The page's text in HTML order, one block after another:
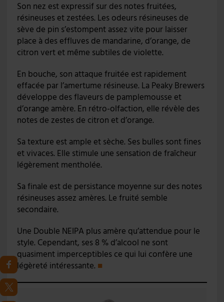
Son nez est expressif sur des notes fruitées,
résineuses et zestées. Les odeurs résineuses de
sève de pin s’estompent assez vite pour laisser
place à des effluves de mandarine, d’orange, de
citron vert et même subtiles de violette.
En bouche, son attaque fruitée est rapidement
effacée par l’amertume résineuse. La Peaky Brewers
développe des flaveurs de pamplemousse et
d’orange amère. En rétro-olfaction, elle révèle des
notes de zestes de citron et d’orange.
Sa texture est ample et sèche. Ses bulles sont fines
et vivaces. Elle stimule une sensation de fraîcheur
légèrement mentholée.
Sa finale est de persistance moyenne sur des notes
résineuses assez amères. Le fruité semble
secondaire.
Une Double NEIPA plus amère qu’attendue pour le
style. Cependant, ses 8 % d’alcool ne sont
quasiment imperceptibles ce qui lui confère une
légèreté intéressante. ■